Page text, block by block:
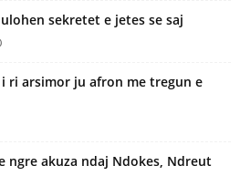
sekretet e jetes se saj
ri arsimor ju afron me tregun e
ngre akuza ndaj Ndokes, Ndreut